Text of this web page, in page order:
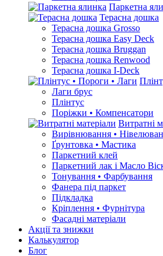
Паркетна
Терасна дошка
Терасна дошка Grosso
Терасна дошка Easy Deck
Терасна дошка Bruggan
Терасна дошка Renwood
Терасна дошка I-Deck
Лаги брус
Плінтус
Поріжки • Компенсатори
Витратні
Вирівнювання •
Ґрунтовкa • Мастика
Паркетний клей
Паркетний лак і Масло
Тонування • Фарбування
Фанера під паркет
Підкладка
Кріплення • Фурнітура
Фасадні матеріали
Акції та знижки
Калькулятор
Блог